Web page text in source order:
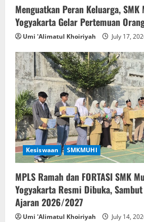
Menguatkan Peran Keluarga, SMK
Yogyakarta Gelar Pertemuan
Umi 'Alimatul Khoiriyah July 17,
Kesiswaan SMKMUHI
MPLS Ramah dan FORTASI SMK
Yogyakarta Resmi Dibuka,
Ajaran 2026/2027
Umi 'Alimatul Khoiriyah July 14,